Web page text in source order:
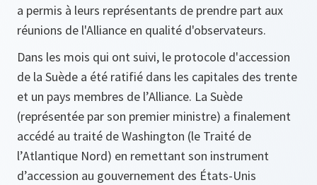
a permis à leurs représentants de prendre part aux
réunions de l'Alliance en qualité d'observateurs.
Dans les mois qui ont suivi, le protocole d'accession
de la Suède a été ratifié dans les capitales des trente
et un pays membres de l’Alliance. La Suède
(représentée par son premier ministre) a finalement
accédé au traité de Washington (le Traité de
l’Atlantique Nord) en remettant son instrument
d’accession au gouvernement des États-Unis